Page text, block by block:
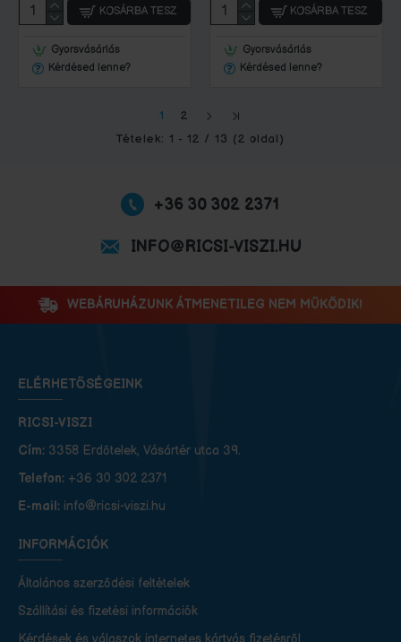
KOSÁRBA TESZ
Gyorsvásárlás
Kérdésed lenne?
KOSÁRBA TESZ
Gyorsvásárlás
Kérdésed lenne?
1
2
Tételek: 1 - 12 / 13 (2 oldal)
+36 30 302 2371
INFO@RICSI-VISZI.HU
WEBÁRUHÁZUNK ÁTMENETILEG NEM MŰKÖDIK!
ELÉRHETŐSÉGEINK
RICSI-VISZI
Cím: 3358 Erdőtelek, Vásártér utca 39.
Telefon: +36 30 302 2371
E-mail: info@ricsi-viszi.hu
INFORMÁCIÓK
Általános szerződési feltételek
Szállítási és fizetési információk
Kérdések és válaszok internetes kártyás fizetésről